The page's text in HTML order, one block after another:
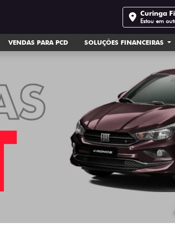
Curinga
Estou em
VENDAS PARA PCD SOLUÇÕES FINANCEIRAS